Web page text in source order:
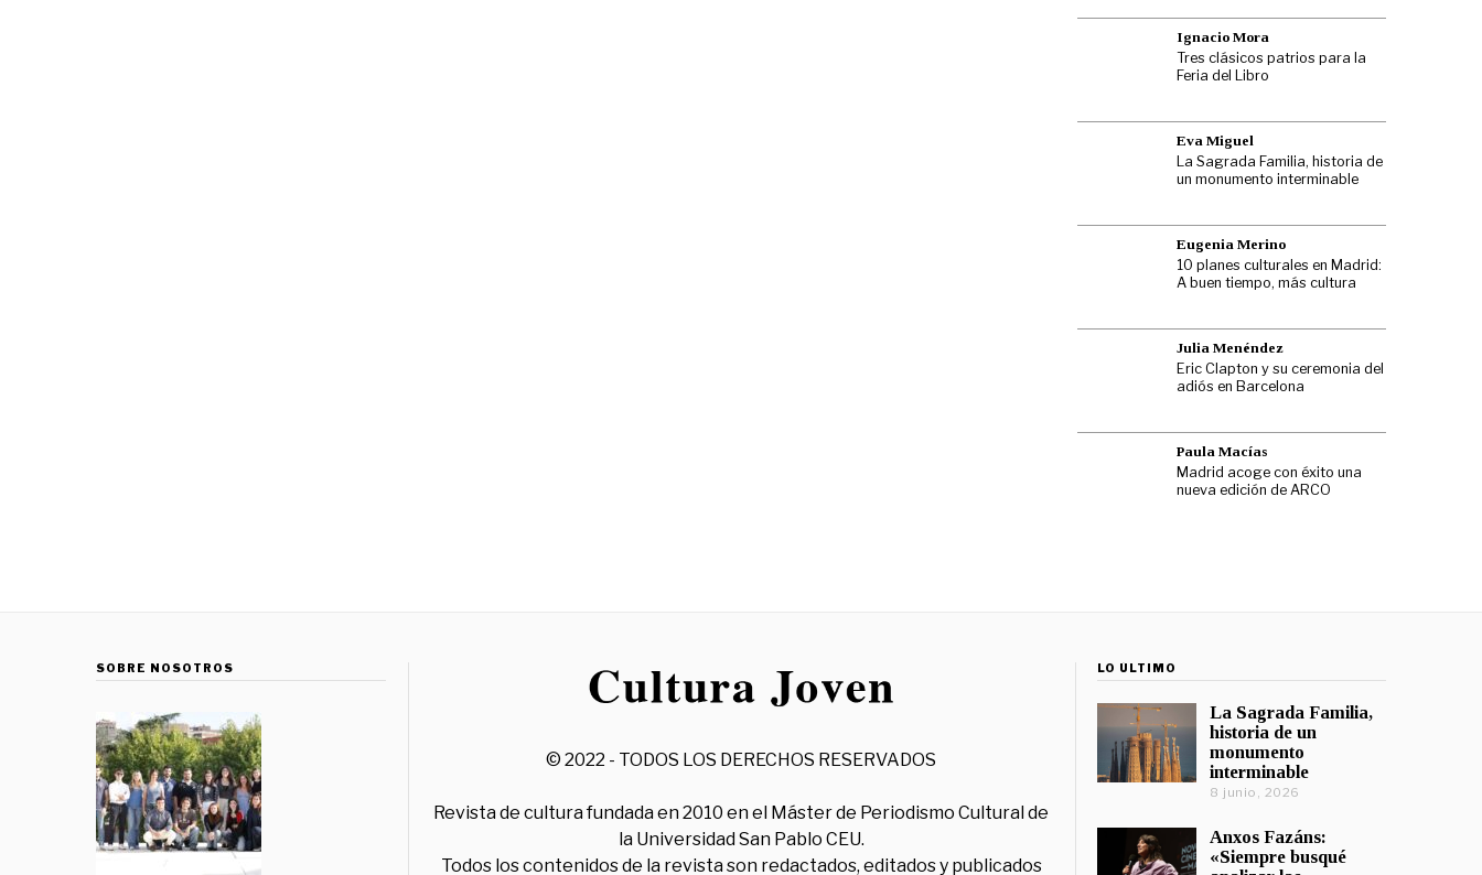
Ignacio Mora
Tres clásicos patrios para la
Feria del Libro
Eva Miguel
La Sagrada Familia, historia de
un monumento interminable
Eugenia Merino
10 planes culturales en Madrid:
A buen tiempo, más cultura
Julia Menéndez
Eric Clapton y su ceremonia del
adiós en Barcelona
Paula Macías
Madrid acoge con éxito una
nueva edición de ARCO
SOBRE NOSOTROS
© 2022 - TODOS LOS DERECHOS RESERVADOS
Revista de cultura fundada en 2010 en el Máster de Periodismo Cultural de
la Universidad San Pablo CEU.
Todos los contenidos de la revista son redactados, editados y publicados
LO ÚLTIMO
La Sagrada Familia,
historia de un
monumento
interminable
8 junio, 2026
Anxos Fazáns:
«Siempre busqué